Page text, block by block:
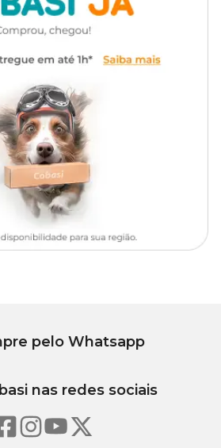
pelo Whatsapp
nas redes sociais